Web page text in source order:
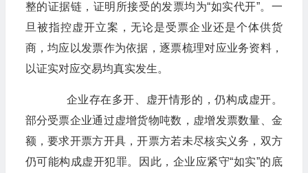
整的证据链，证明所接受的发票均为“如实代开”。一
旦被指控虚开立案，无论是受票企业还是个体供货
商，均应以发票作为依据，逐票梳理对应业务资料，
以证实对应交易均真实发生。
​​​​​​​企业存在多开、虚开情形的，仍构成虚开。
部分受票企业通过虚增货物吨数，虚增发票数量、金
额，要求开票方开具，开票方若未尽核实义务，双方
仍可能构成虚开犯罪。因此，企业应紧守“如实”的底